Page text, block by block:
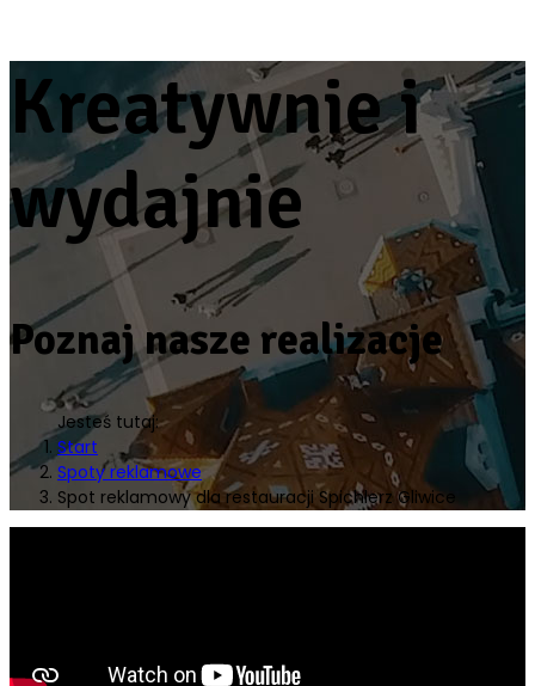
Kreatywnie i
wydajnie
Poznaj nasze realizacje
Jesteś tutaj:
Start
Spoty reklamowe
Spot reklamowy dla restauracji Spichlerz Gliwice